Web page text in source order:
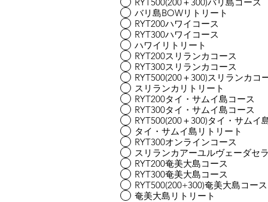
バリ島BOWリトリート
RYT200ハワイコース
RYT300ハワイコース
ハワイリトリート
RYT200スリランカコース
RYT300スリランカコース
RYT500(200＋300)スリランカコ
スリランカリトリート
RYT200タイ・サムイ島コース
RYT300タイ・サムイ島コース
RYT500(200＋300)タイ・サムイ
タイ・サムイ島リトリート
RYT300オンラインコース
スリランカアーユルヴェーダセ
RYT200奄美大島コース
RYT300奄美大島コース
RYT500(200+300)奄美大島コース
奄美大島リトリート